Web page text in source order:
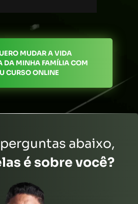
MUDAR A VIDA
DA MINHA FAMÍLIA COM
CURSO ONLINE
abaixo,
é sobre você?